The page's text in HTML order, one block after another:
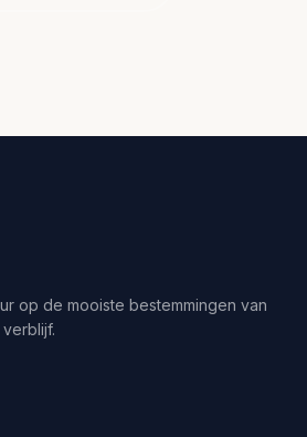
op de mooiste bestemmingen van